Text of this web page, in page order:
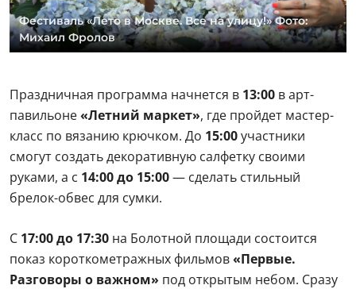
Фестиваль «Лето в Москве. Все на улицу!» Фото:
Михаил Фролов
Праздничная программа начнется в 13:00 в арт-
павильоне«Летний маркет», где пройдет мастер-
класс по вязанию крючком. До 15:00участники
смогут создать декоративную салфетку своими
руками, а с 14:00 до 15:00— сделать стильный
брелок-обвес для сумки.
С 17:00 до 17:30 на Болотной площади состоится
показ короткометражных фильмов«Первые.
Разговоры о важном» под открытым небом. Сразу